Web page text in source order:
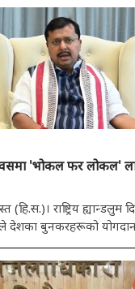
'भोकल फर लोकल'
(हि.स.)। राष्ट्रिय
देशका बुनकरहरूको
सन्देशमा भारतीय जनता
समृद्ध सांस्कृतिक सम्पदा र